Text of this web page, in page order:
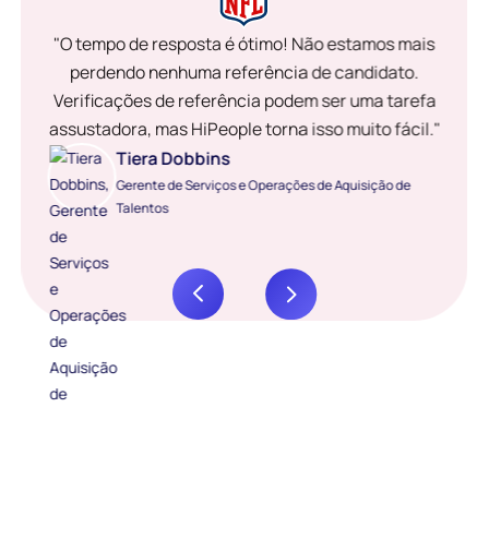
"O tempo de resposta é ótimo! Não estamos mais
perdendo nenhuma referência de candidato.
Verificações de referência podem ser uma tarefa
assustadora, mas HiPeople torna isso muito fácil."
Tiera Dobbins
Gerente de Serviços e Operações de Aquisição de
Talentos